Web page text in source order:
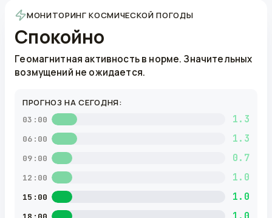
МОНИТОРИНГ КОСМИЧЕСКОЙ ПОГОДЫ
Спокойно
Геомагнитная активность в норме. Значительных
возмущений не ожидается.
ПРОГНОЗ НА СЕГОДНЯ:
03:00 1.3
06:00 1.3
09:00 0.7
12:00 1.0
15:00 1.0